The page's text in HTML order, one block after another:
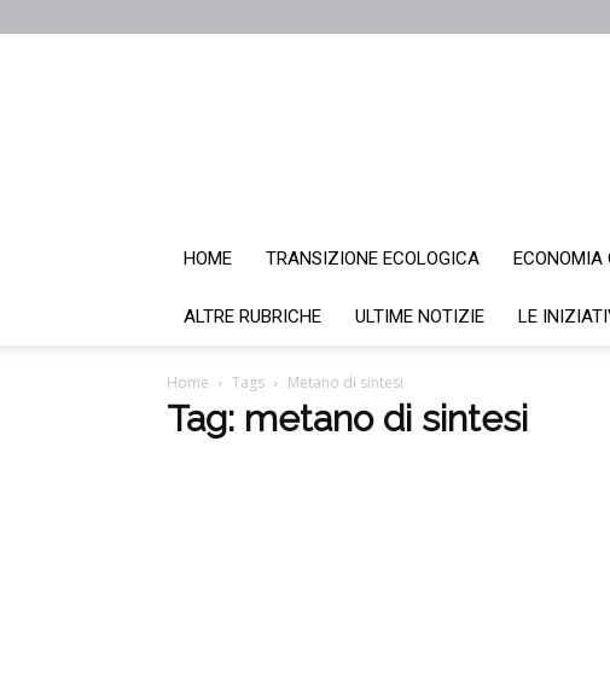
HOME TRANSIZIONE ECOLOGICA ECONOMIA
ALTRE RUBRICHE ULTIME NOTIZIE LE
Home Tags Metano di sintesi
Tag: metano di sintesi